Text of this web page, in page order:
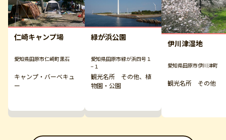
仁崎キャンプ場
愛知県田原市仁崎町黒石
キャンプ・バーベキュ
ー
緑が浜公園
愛知県田原市緑が浜四号１
−１
観光名所 その他、植
物園・公園
伊川津湿地
愛知県田原市伊川津町
観光名所 その他